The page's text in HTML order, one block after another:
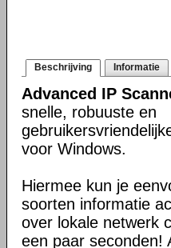
Beschrijving Informatie
Advanced IP
snelle, robuuste en
voor Windows.
Hiermee kun je
soorten informatie
over lokale netwerk
een paar seconden!